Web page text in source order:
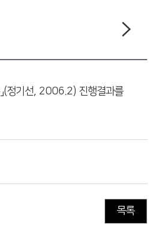
(정기선, 2006.2) 진행결과를
목록